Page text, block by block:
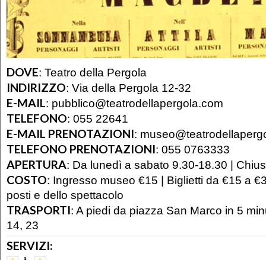
DOVE: Teatro della Pergola
INDIRIZZO: Via della Pergola 12-32
E-MAIL: pubblico@teatrodellapergola.com
TELEFONO: 055 22641
E-MAIL PRENOTAZIONI:
TELEFONO PRENOTAZIONI: 055 0763333
APERTURA: Da lunedì a sabato 9.30-18.30 |
COSTO: Ingresso museo €15 | Biglietti da €15 a
posti e dello spettacolo
TRASPORTI: A piedi da piazza San Marco in 5
14, 23
SERVIZI: